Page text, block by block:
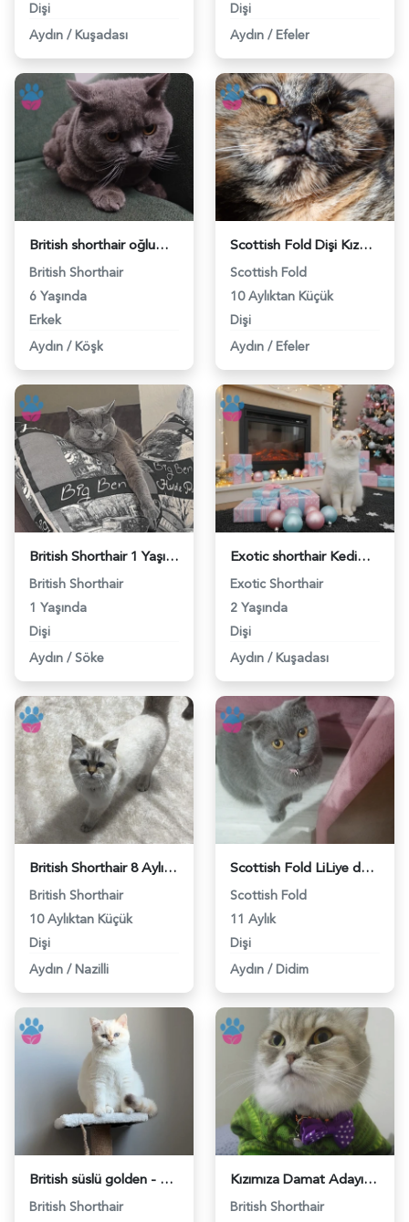
Dişi
Aydın / Kuşadası
Dişi
Aydın / Efeler
British shorthair oğlumuza eş arıyoruz - 118983345
British Shorthair
6 Yaşında
Erkek
Aydın / Köşk
Scottish Fold Dişi Kızgınlıkta - 118983304
Scottish Fold
10 Aylıktan Küçük
Dişi
Aydın / Efeler
British Shorthair 1 Yaşında Eş Arıyor - 118983067
British Shorthair
1 Yaşında
Dişi
Aydın / Söke
Exotic shorthair Kedim Eş Arıyor - 118982453
Exotic Shorthair
2 Yaşında
Dişi
Aydın / Kuşadası
British Shorthair 8 Aylık Kızım Eş Arıyor - 118982421
British Shorthair
10 Aylıktan Küçük
Dişi
Aydın / Nazilli
Scottish Fold LiLiye damat Arıyorum - 118982131
Scottish Fold
11 Aylık
Dişi
Aydın / Didim
British süslü golden - 118981919
British Shorthair
Kızımıza Damat Adayı Arıyoruz! - 118981243
British Shorthair